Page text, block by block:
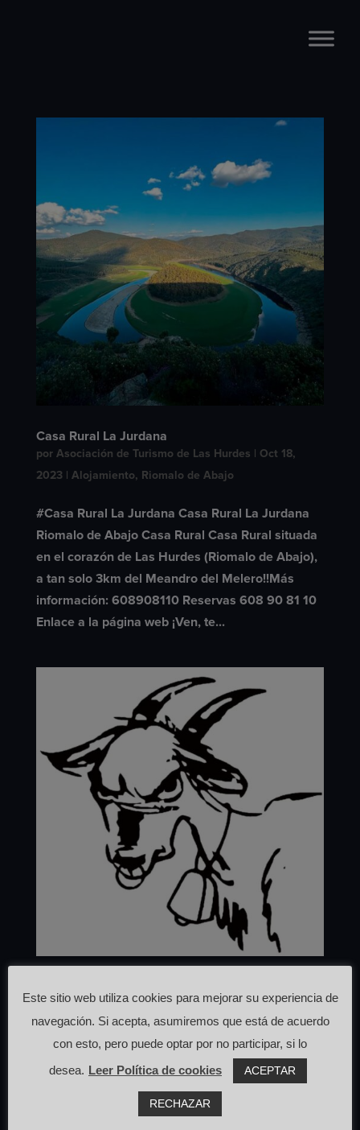
Casa Rural La Jurdana
por Asociación de Turismo de Las Hurdes | Oct 18,
2023| Alojamiento, Riomalo de Abajo
#Casa Rural La Jurdana Casa Rural La Jurdana
Riomalo de Abajo Casa Rural Casa Rural situada
en el corazón de Las Hurdes (Riomalo de Abajo),
a tan solo 3km del Meandro del Melero!!Más
información: 608908110 Reservas 608 90 81 10
Enlace a la página web ¡Ven, te...
porAsociación de Turismo de Las Hurdes| Oct 18,
2023|Cabezo ,Restaurante
#LaCaBrAJuRdAnARestaurante La CaBrA
JuRdAnA. Restaurante Cabezo (Ladrillar)
Este sitio web utiliza cookies para mejorar su experiencia de
navegación. Si acepta, asumiremos que está de acuerdo
con esto, pero puede optar por no participar, si lo
desea. Leer Política de cookies ACEPTAR
RECHAZAR